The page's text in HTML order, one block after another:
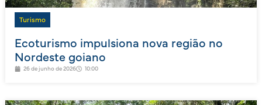
Turismo
Ecoturismo impulsiona nova região no
Nordeste goiano
26 de junho de 2026 10:00